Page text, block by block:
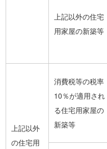
上記以外の住宅
用家屋の新築等
上記以外
の住宅用
消費税等の税率
10％が適用され
る住宅用家屋の
新築等